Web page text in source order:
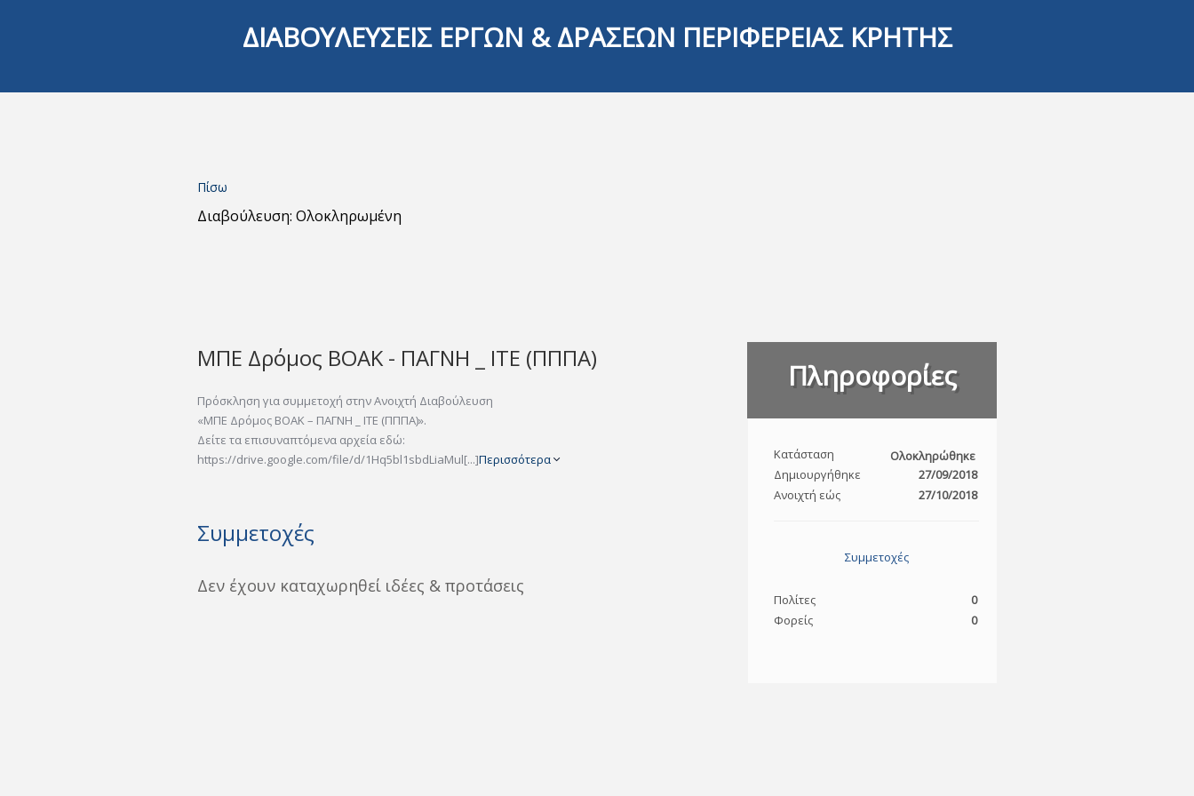
ΔΙΑΒΟΥΛΕΥΣΕΙΣ ΕΡΓΩΝ & ΔΡΑΣΕΩΝ ΠΕΡΙΦΕΡΕΙΑΣ ΚΡΗΤΗΣ
Πίσω
Διαβούλευση: Ολοκληρωμένη
ΜΠΕ Δρόμος ΒΟΑΚ - ΠΑΓΝΗ _ ΙΤΕ (ΠΠΠΑ)
Πρόσκληση για συμμετοχή στην Ανοιχτή Διαβούλευση
«ΜΠΕ Δρόμος ΒΟΑΚ – ΠΑΓΝΗ _ ΙΤΕ (ΠΠΠΑ)».
Δείτε τα επισυναπτόμενα αρχεία εδώ:
https://drive.google.com/file/d/1Hq5bl1sbdLiaMul[...]Περισσότερα
Συμμετοχές
Δεν έχουν καταχωρηθεί ιδέες & προτάσεις
Πληροφορίες
Κατάσταση
Ολοκληρώθηκε
Δημιουργήθηκε
27/09/2018
Ανοιχτή εώς
27/10/2018
Συμμετοχές
Πολίτες
0
Φορείς
0